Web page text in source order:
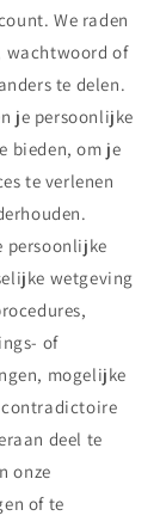
We raden
wachtwoord of
te delen.
je persoonlijke
bieden, om je
te verlenen
persoonlijke
wetgeving
of
mogelijke
contradictoire
deel te
onze
of te